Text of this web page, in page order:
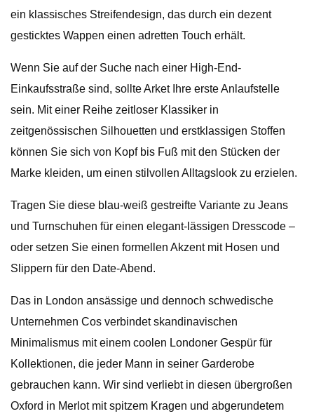
ein klassisches Streifendesign, das durch ein dezent
gesticktes Wappen einen adretten Touch erhält.
Wenn Sie auf der Suche nach einer High-End-
Einkaufsstraße sind, sollte Arket Ihre erste Anlaufstelle
sein. Mit einer Reihe zeitloser Klassiker in
zeitgenössischen Silhouetten und erstklassigen Stoffen
können Sie sich von Kopf bis Fuß mit den Stücken der
Marke kleiden, um einen stilvollen Alltagslook zu erzielen.
Tragen Sie diese blau-weiß gestreifte Variante zu Jeans
und Turnschuhen für einen elegant-lässigen Dresscode –
oder setzen Sie einen formellen Akzent mit Hosen und
Slippern für den Date-Abend.
Das in London ansässige und dennoch schwedische
Unternehmen Cos verbindet skandinavischen
Minimalismus mit einem coolen Londoner Gespür für
Kollektionen, die jeder Mann in seiner Garderobe
gebrauchen kann. Wir sind verliebt in diesen übergroßen
Oxford in Merlot mit spitzem Kragen und abgerundetem